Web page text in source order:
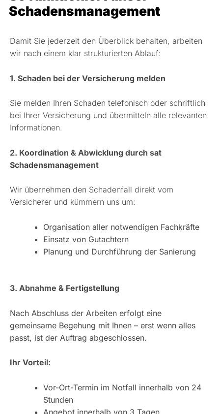
Schadensmanagement
Damit Sie jederzeit den Überblick behalten, arbeiten
wir nach einem klar strukturierten Ablauf:
1. Schaden bei der Versicherung melden
Sie melden Ihren Schaden telefonisch oder schriftlich
bei Ihrer Versicherung und übermitteln alle relevanten
Informationen.
2. Koordination & Abwicklung durch sat
Schadensmanagement
Wir übernehmen den Schadenfall direkt vom
Versicherer und kümmern uns um:
Organisation aller notwendigen Fachkräfte
Einsatz von Gutachtern
Planung und Durchführung der Sanierung
3. Abnahme & Fertigstellung
Nach Abschluss der Arbeiten erfolgt eine
gemeinsame Begehung mit Ihnen – erst wenn alles
passt, ist der Auftrag abgeschlossen.
Ihr Vorteil:
Vor-Ort-Termin im Notfall innerhalb von 24
Stunden
Angebot innerhalb von 3 Tagen